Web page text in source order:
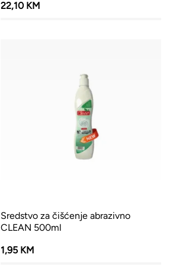
22,10 KM
Sredstvo za čišćenje abrazivno
CLEAN 500ml
1,95 KM